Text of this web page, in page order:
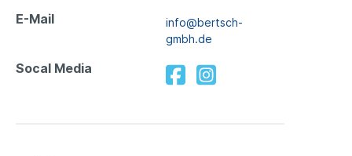
E-Mail
Socal Media
info@bertsch-
gmbh.de